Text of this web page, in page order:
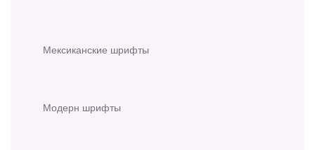
Мексиканские шрифты
Модерн шрифты